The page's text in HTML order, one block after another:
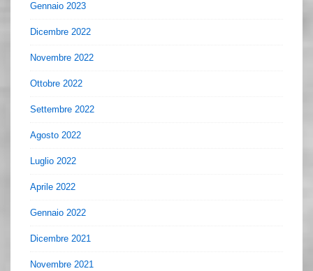
Gennaio 2023
Dicembre 2022
Novembre 2022
Ottobre 2022
Settembre 2022
Agosto 2022
Luglio 2022
Aprile 2022
Gennaio 2022
Dicembre 2021
Novembre 2021